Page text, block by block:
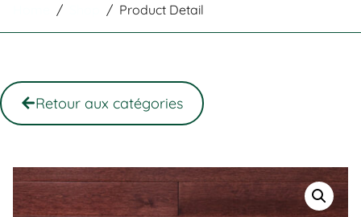
/ / Product Detail
Retour aux catégories